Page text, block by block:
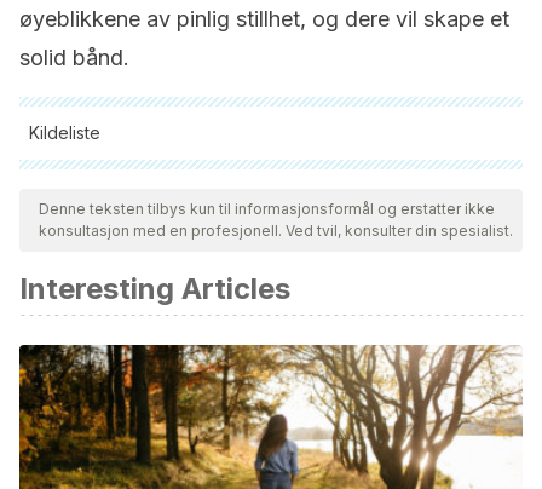
øyeblikkene av pinlig stillhet, og dere vil skape et
solid bånd.
Kildeliste
Alle siterte kilder ble grundig gjennomgått av teamet vårt for å
sikre deres kvalitet, pålitelighet, aktualitet og validitet.
Bibliografien i denne artikkelen ble betraktet som pålitelig og
Álvarez, C. (2010). Comunicación y sexualidad.
global,9(2).
González, F., J. L. Guzón & R. Castaño-Calle (2018) La
comunicación en la pareja. Aspectos para su mejora. En
Anais VI Congresso Internacional e I Congresso Nacional de
Investigaçao em Direito Investigativo(pp. 164–176). URI
Denne teksten tilbys kun til informasjonsformål og erstatter ikke
konsultasjon med en profesjonell. Ved tvil, konsulter din spesialist.
Interesting Articles